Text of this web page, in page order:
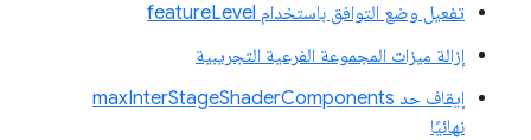
تفعيل وضع التوافق باستخدام featureLevel
إزالة ميزات المجموعة الفرعية التجريبية
إيقاف حد maxInterStageShaderComponents
نهائيًا